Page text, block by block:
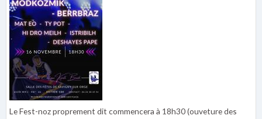
Le Fest-noz proprement dit commencera à 18h30 (ouveture des